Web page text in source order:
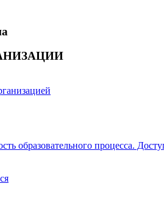
образовательного процесса.